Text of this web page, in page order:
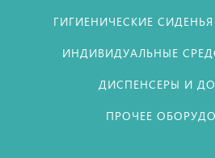
ГИГИЕНИЧЕСКИЕ
ИНДИВИДУАЛЬНЫЕ
ДИСПЕНСЕРЫ И
ПРОЧЕЕ